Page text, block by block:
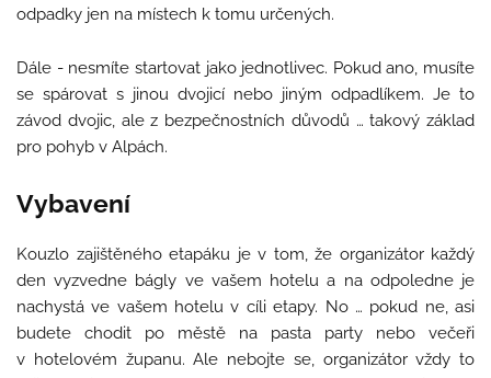
odpadky jen na místech k tomu určených.
Dále - nesmíte startovat jako jednotlivec. Pokud ano, musíte
se spárovat s jinou dvojicí nebo jiným odpadlíkem. Je to
závod dvojic, ale z bezpečnostních důvodů … takový základ
pro pohyb v Alpách.
Vybavení
Kouzlo zajištěného etapáku je v tom, že organizátor každý
den vyzvedne bágly ve vašem hotelu a na odpoledne je
nachystá ve vašem hotelu v cíli etapy. No … pokud ne, asi
budete chodit po městě na pasta party nebo večeři
v hotelovém županu. Ale nebojte se, organizátor vždy to